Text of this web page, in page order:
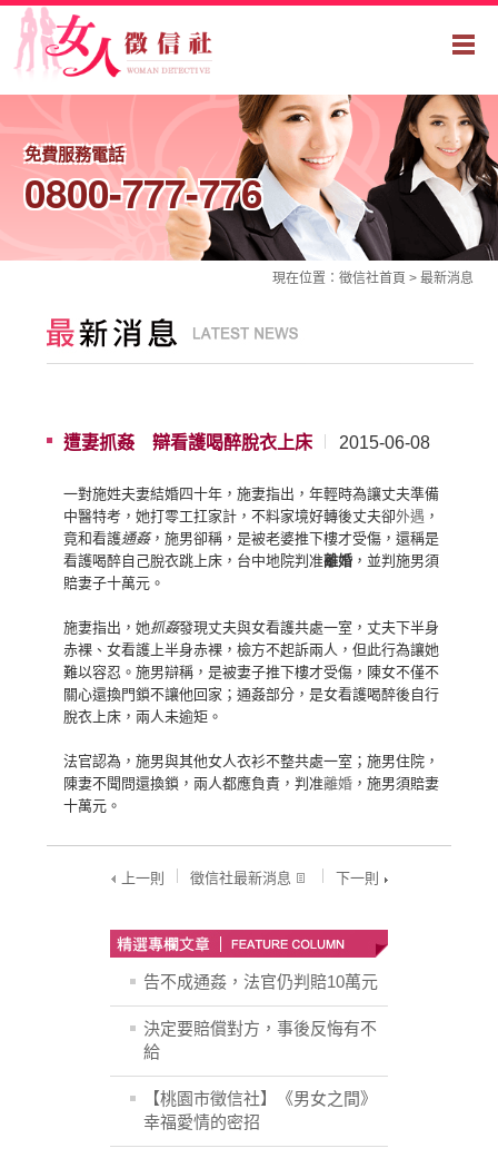
免費服務電話
0800-777-776
現在位置： 徵信社首頁 > 最新消息
遭妻抓姦 辯看護喝醉脫衣上床 2015-06-08
一對施姓夫妻結婚四十年，施妻指出，年輕時為讓丈夫準備
中醫特考，她打零工扛家計，不料家境好轉後丈夫卻外遇 ，
竟和看護通姦，施男卻稱，是被老婆推下樓才受傷，還稱是
看護喝醉自己脫衣跳上床，台中地院判准離婚 ，並判施男須
賠妻子十萬元。
施妻指出，她抓姦發現丈夫與女看護共處一室，丈夫下半身
赤裸、女看護上半身赤裸，檢方不起訴兩人，但此行為讓她
難以容忍。施男辯稱，是被妻子推下樓才受傷，陳女不僅不
關心還換門鎖不讓他回家；通姦部分，是女看護喝醉後自行
脫衣上床，兩人未逾矩。
法官認為，施男與其他女人衣衫不整共處一室；施男住院，
陳妻不聞問還換鎖，兩人都應負責，判准離婚 ，施男須賠妻
十萬元。
上一則 徵信社最新消息 下一則
告不成通姦，法官仍判賠10萬元
決定要賠償對方，事後反悔有不
給
【桃園市徵信社】《男女之間》
幸福愛情的密招